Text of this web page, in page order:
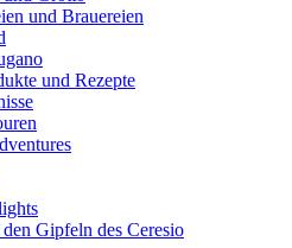
und Brauereien
und Rezepte
den Gipfeln des Ceresio